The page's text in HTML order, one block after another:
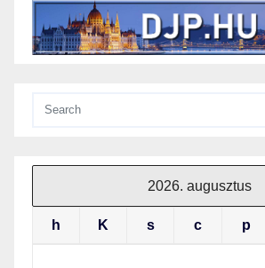
2026. augusztus
h K s c p